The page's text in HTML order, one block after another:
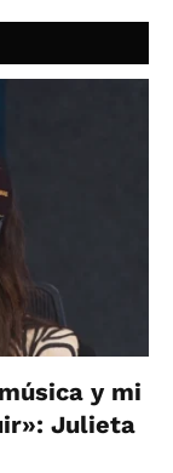
y mi
Julieta